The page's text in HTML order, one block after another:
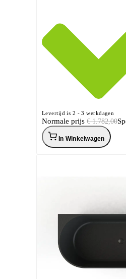
Levertijd is 2 - 3 werkdagen
Normale prijs € 1.782,00
In Winkelwagen